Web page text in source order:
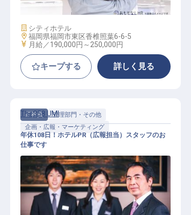
施設業態
シティホテル
勤務地
福岡県福岡市東区香椎照葉6-6-5
給与
月給／190,000円～ 250,000円
キープする 詳しく見る
正社員
管理部門・その他
企画・広報・マーケティング
The358 UMI
年休108日！ホテルPR（広報担当）スタッフのお
仕事です